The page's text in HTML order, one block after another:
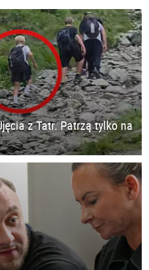
z Tatr. Patrzą tylko na